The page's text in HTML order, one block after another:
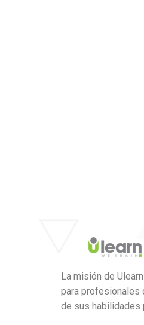
La misión de
para profesionales
de sus habilidades